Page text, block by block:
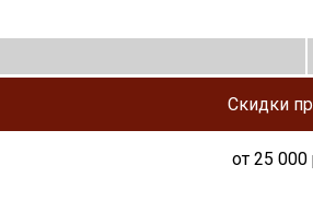
Скидки
от 25 000